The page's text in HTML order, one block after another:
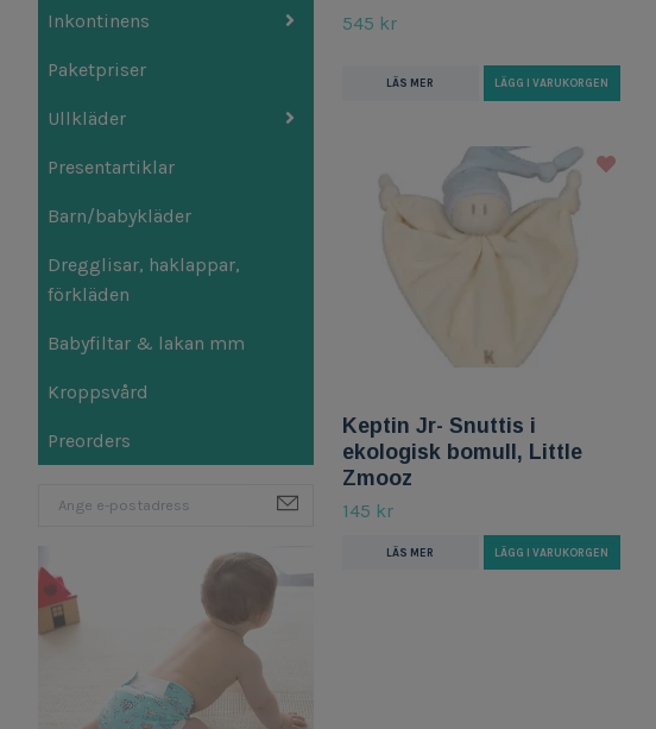
Inkontinens
Paketpriser
Ullkläder
Presentartiklar
Barn/babykläder
Dregglisar, haklappar,
förkläden
Babyfiltar & lakan mm
Kroppsvård
Preorders
545 kr
LÄS MER LÄGG I VARUKORGEN
Keptin Jr- Snuttis i
ekologisk bomull, Little
Zmooz
145 kr
LÄS MER LÄGG I VARUKORGEN